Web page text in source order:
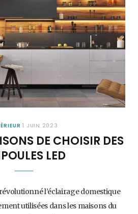
1 JUIN 2023
DE CHOISIR DES
LED
l’éclairage domestique
utilisées dans les maisons du